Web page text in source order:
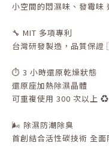
小空間的悶濕味、發霉味
🔧 MIT 多項專利
台灣研發製造，品質保
⏱ 3 小時還原乾燥狀態
還原座加熱除濕晶體
可重複使用 300 次以上 ♻️
🌬 除濕防潮除臭
首創結合活性碳技術 全